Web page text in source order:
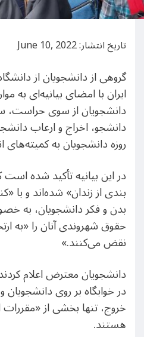
تاریخ انتشار: June 10, 2022
گروهی از دانشجویان از
ایران با امضای بیانیه‌ای
دانشجویان از سوی
دانشجو، اخراج و ارعاب
روزه دانشجویان به
در این بیانیه تأکید شده
بندی از زندان» شده‌اند و با
بدن و فکر دانشجویان، به
حقوق شهروندی آنان را «به
نقض می‌کنند.»
دانشجویان معترض اعلام
در خوابگاه بر روی
خروج، تنها بخشی از «مقررات
هستند.